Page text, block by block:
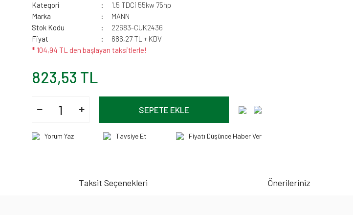
Kategori
1.5 TDCi 55kw 75hp
Marka
MANN
Stok Kodu
22683-CUK2436
Fiyat
686,27 TL + KDV
* 104,94 TL den başlayan taksitlerle!
823,53 TL
SEPETE EKLE
Yorum Yaz Tavsiye Et Fiyatı Düşünce Haber Ver
Taksit Seçenekleri Önerileriniz